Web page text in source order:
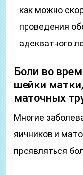
как можно
проведения
адекватного
Боли во
шейки
маточных
Многие
яичников и
проявляться